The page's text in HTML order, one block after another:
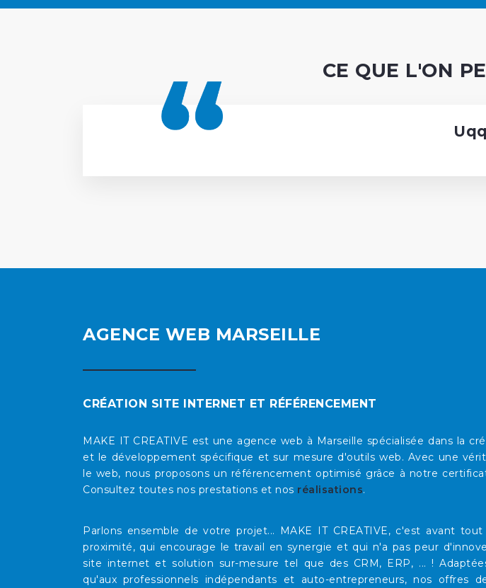
CE QUE L'ON
AGENCE WEB MARSEILLE
CRÉATION SITE INTERNET ET RÉFÉRENCEMENT
MAKE IT CREATIVE est une agence web à Marseille spécialisée dans la
et le développement spécifique et sur mesure d'outils web. Avec une
le web, nous proposons un référencement optimisé grâce à notre
Consultez toutes nos prestations et nos réalisations.
Parlons ensemble de votre projet... MAKE IT CREATIVE, c'est avant
proximité, qui encourage le travail en synergie et qui n'a pas peur
site internet et solution sur-mesure tel que des CRM, ERP, ... !
qu'aux professionnels indépendants et auto-entrepreneurs, nos offres